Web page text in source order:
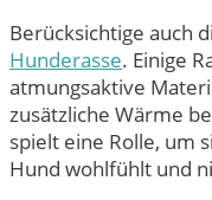
Berücksichtige auch
Hunderasse. Einige
atmungsaktive
zusätzliche Wärme
spielt eine Rolle, um
Hund wohlfühlt und